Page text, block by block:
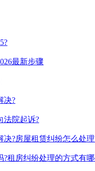
最新步骤
决?
法院起诉?
?房屋租赁纠纷怎么处理
?租房纠纷处理的方式有